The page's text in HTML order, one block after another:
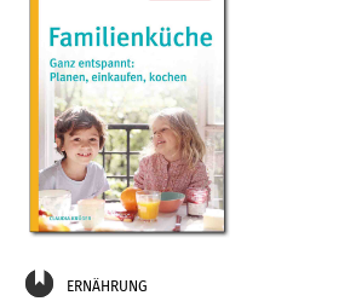
ERNÄHRUNG